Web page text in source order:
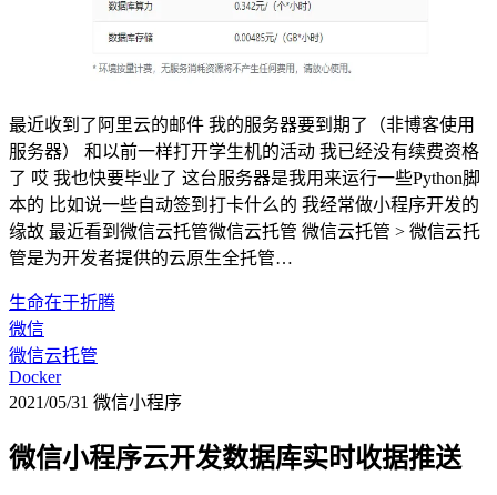
最近收到了阿里云的邮件 我的服务器要到期了（非博客使用
服务器） 和以前一样打开学生机的活动 我已经没有续费资格
了 哎 我也快要毕业了 这台服务器是我用来运行一些Python脚
本的 比如说一些自动签到打卡什么的 我经常做小程序开发的
缘故 最近看到微信云托管微信云托管 微信云托管 > 微信云托
管是为开发者提供的云原生全托管…
生命在于折腾
微信
微信云托管
Docker
2021/05/31 微信小程序
微信小程序云开发数据库实时收据推送